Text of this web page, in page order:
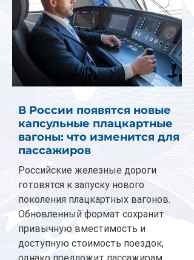
В России появятся новые
капсульные плацкартные
вагоны: что изменится для
пассажиров
Российские железные дороги
готовятся к запуску нового
поколения плацкартных вагонов.
Обновленный формат сохранит
привычную вместимость и
доступную стоимость поездок,